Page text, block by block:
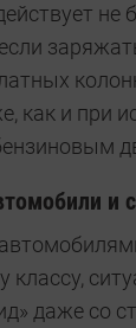
не
как и при
и
классу,
даже со